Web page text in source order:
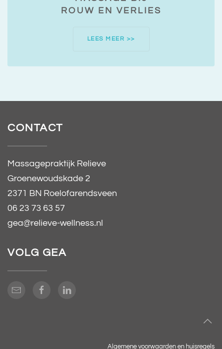
ROUW EN VERLIES
LEES MEER >>
CONTACT
Massagepraktijk Relieve
Groenewoudskade 2
2371 BN Roelofarendsveen
06 23 73 63 57
gea@relieve-wellness.nl
VOLG GEA
Algemene voorwaarden en huisregels